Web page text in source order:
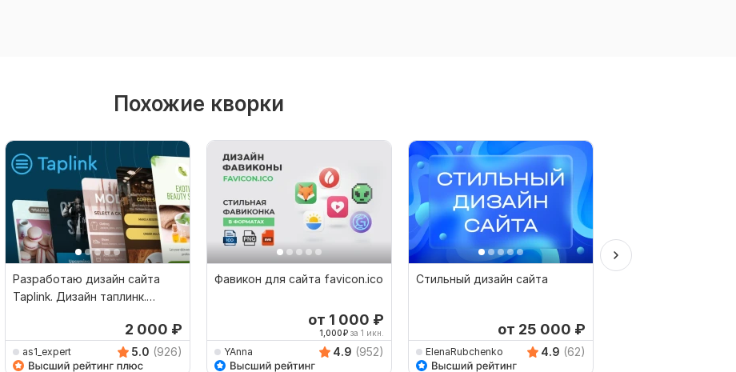
Похожие кворки
Разработаю дизайн сайта
Taplink. Дизайн таплинк.
2 000 ₽
as1_expert 5.0 (926)
Фавикон для сайта favicon.ico
от 1 000 ₽
1,000₽ за 1 икн.
YAnna 4.9 (952)
Стильный дизайн сайта
от 25 000 ₽
ElenaRubchenko 4.9 (62)